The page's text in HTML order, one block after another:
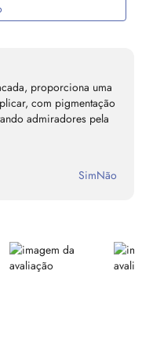
proporciona uma
com pigmentação
admiradores pela
SimNão